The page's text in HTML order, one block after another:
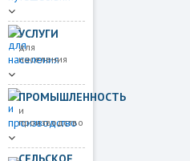
УСЛУГИ
для
населения
ПРОМЫШЛЕННОСТЬ
и
производство